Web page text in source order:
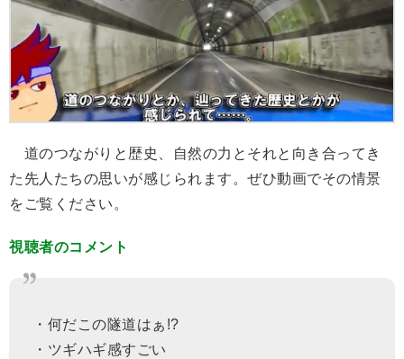
道のつながりと歴史、自然の力とそれと向き合ってき
た先人たちの思いが感じられます。ぜひ動画でその情景
をご覧ください。
視聴者のコメント
・何だこの隧道はぁ!?
・ツギハギ感すごい